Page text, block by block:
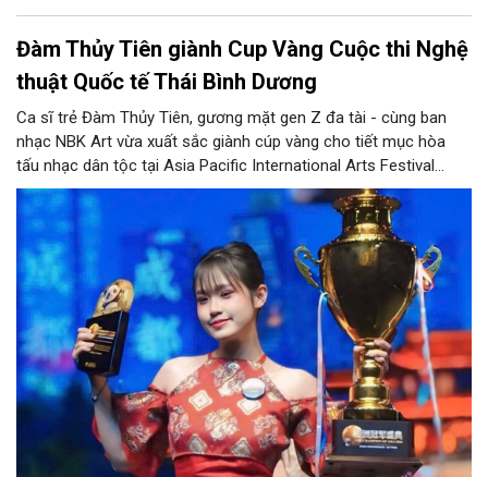
Đàm Thủy Tiên giành Cup Vàng Cuộc thi Nghệ
thuật Quốc tế Thái Bình Dương
Ca sĩ trẻ Đàm Thủy Tiên, gương mặt gen Z đa tài - cùng ban
nhạc NBK Art vừa xuất sắc giành cúp vàng cho tiết mục hòa
tấu nhạc dân tộc tại Asia Pacific International Arts Festival
(APIAF) - Liên hoan Nghệ thuật quốc tế châu Á - Thái Bình
Dương.